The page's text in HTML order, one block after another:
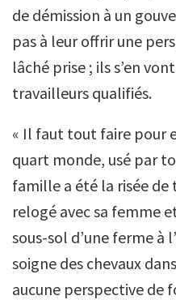
de démission à un
pas à leur offrir une
lâché prise ; ils s’en
travailleurs qualifiés.
« Il faut tout faire pour
quart monde, usé par
famille a été la risée de
relogé avec sa femme
sous-sol d’une ferme à
soigne des chevaux
aucune perspective de